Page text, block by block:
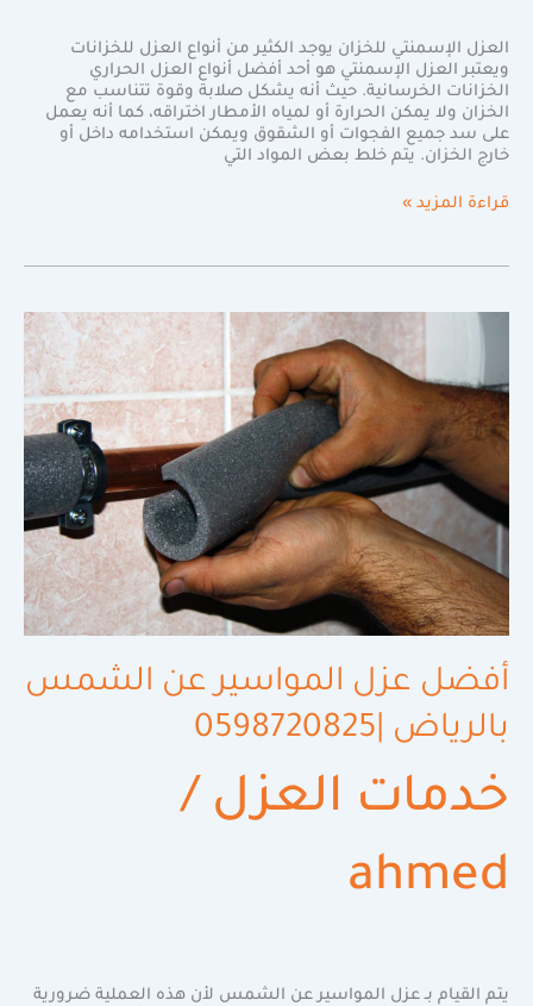
العزل الإسمنتي للخزان يوجد الكثير من أنواع العزل للخزانات
ويعتبر العزل الإسمنتي هو أحد أفضل أنواع العزل الحراري
الخزانات الخرسانية. حيث أنه يشكل صلابة وقوة تتناسب مع
الخزان ولا يمكن الحرارة أو لمياه الأمطار اختراقه، كما أنه يعمل
على سد جميع الفجوات أو الشقوق ويمكن استخدامه داخل أو
خارج الخزان. يتم خلط بعض المواد التي
قراءة المزيد »
أفضل عزل المواسير عن الشمس
بالرياض |0598720825
خدمات العزل /
ahmed
يتم القيام بـ عزل المواسير عن الشمس لأن هذه العملية ضرورية
عن
الشمس
بالرياض